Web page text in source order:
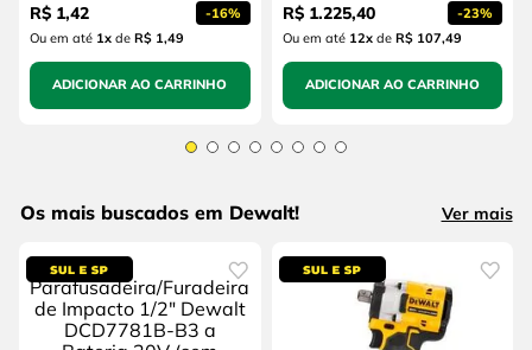
R$ 1,42 -16%
Ou em até 1x de R$ 1,49
ADICIONAR AO CARRINHO
R$ 1.225,40 -23%
Ou em até 12xde R$ 107,49
ADICIONAR AO CARRINHO
Os mais buscados em Dewalt! Ver mais